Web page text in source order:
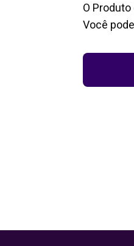
O
Você